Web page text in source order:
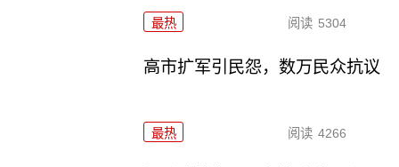
最热 阅读 5304
高市扩军引民怨，数万民众抗议
最热 阅读 4266